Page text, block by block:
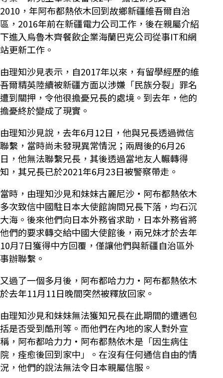
2010，年阿布都熱依木回到故鄉新疆維吾爾自治
區，2016年前在新疆電力公司工作，後在親屬介紹
下進入烏魯木齊餐飲企業海蘭巴克公司從事IT和網
站更新工作。
由理知沙見表示，自2017年以來，有留學經歷的維
吾爾精英陸續被新疆方面以涉嫌「民族分裂」罪名
遭到關押，令他很擔憂兄長的處境。到去年，他的
擔憂終於變成了現實。
由理知沙見說，去年6月12日，他與兄長透過微信
聯繫，當時尚未發現異常情況；兩周後的6月26
日，他無法聯繫兄長，其後透過當地友人輾轉得
知，其兄長已於2021年6月23日被警察帶走。
當時，由理知沙見和妹妹古麗尼沙·阿布都熱依木
多次致信中國駐日本大使館詢問兄長下落，均石沉
大海。後來他們向日本外務省求助，日本外務省將
他們的要求轉交給中國大使館後，兩兄妹才於去年
10月7日獲得中方回覆，僅讓他們與新疆自治區外
事辦聯繫。
又過了一個多月後，阿布都哈力力·阿布都熱依木
於去年11月11日晚間突然被釋放回家。
由理知沙見和妹妹無法獲知兄長在此期間的遭遇包
括是否受到酷刑等。而他們在內地的家人對外宣
稱，阿布都哈力力·阿布都熱依木是「因生病住
院，痊愈後回到家中」。在沒有任何通信自由的情
況，他們的說法無法令日本親屬信服。